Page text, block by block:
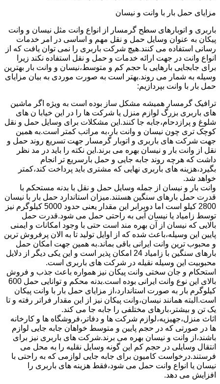
مزایای حمل بار با وانت و نیسان
باربری و اتوبارهای سطح گرمسار از انواع وانت مثل نیسان و وانت
پیکان به عنوان وسایل حمل و نقل مهم و اساسی در امر خدمات
رسانی استفاده می کنند.هیچ شرکت باربری را نمی توان یافت که از
انواع وانت در جهت ارائه خدمات و حمل و نقل استفاده نکند زیرا
برای جابجایی بارهایی با حجم کم و متوسط،نیسان و وانت بار بهترین
وسیله به شمار می روند.بهتر است به صورت موردی به بیان مزایای
حمل بار با وانت بپردازیم:
ترافیک گرمسار همیشه مشکل ساز بوده است به ویژه اگر ماشین
های باربری بزرگ لوازم منزل یا شرکت ها را در این خیابا ن های
شلوغ و پرازدحام،جابه جا کنند.این مشکلات برای وسایل حمل و نقل
کوچک تری چون نیسان و وانت بار،به مراتب کمتر است.به همین
جهت شرکت های باربری و اتوبار گرمسار جهت تسریع روند حمل و
نقل از وانت بار و نیسان بهره می برند.این نکته را باید در مد نظر
داشت که هرچه روند جابه جایی و حمل بارسریع تر انجام
بگیرد،هزینه های باربری نهایی که مشتری باید پرداخت کند،کمتر
خواهد شد.
وانت بار و نیسان از جمله وسایل حمل و نقل با بدنه مستحکم با
قدرت حمل بارهای سنگین هستند.میزان استاندارد حمل بار با نیسان
2800 کیلو است اما دوبرابر این مقدار یعنی حدود 5000 کیلوگرم نیز
توسط زامیاد یا نیسان آبی به راحتی حمل می شود.قدرت حمل
بالایی که نیسان از آن بهره مند است حتی با وجود امکانات و ایمنی
پایین این وسیله،باعث شده که از اوایل تولید تا به الان پرفروش ترین
و محبوب ترین وانت ایرانی باقی بماند.به همین جهت امکان حمل
بارهای سنگین با زامیاد 24 امکان پذیر است و این یکی دیگر از دلایل
محبوبیت این وسیله نقیله در شرکت های باربری است.
استحکام و جان سختی وانت پیکان نیز همواره باعث جذب و فروش
بالای این نوع وانت ایرانی بوده است.بدنه محکم و توانایی حمل 600
کیلوگرم بار به صورت استاندارد،از مزایای حمل بار با وانت پیکان
است.البته همانند نیسان،وانت پیکان نیز از این مقدار فراتر رفته و تا
یک تن و بیشتر،بارهای مختلفی را جابه جا می کند.
اثاث منزل،جهیزیه،لوازم شرکت ها و دفاتر،فروشگاه ها و کارخانه
ها در صورتی که در حجم پایین و متوسط خواهان جابه جایی لوازم
باشند،از وانت و نیسان بهره می برند.شرکت های باربری نیز برای
انتقال وسایلی در حجم کم این گونه وسایل نقلیه را به محل می
فرستند.درخواست کامیون برای جابه جایی لوازمی که به راحتی با
نیسان یا انواع وانت حمل می شود،فقط هزینه های باربری را
افزایش می دهد.